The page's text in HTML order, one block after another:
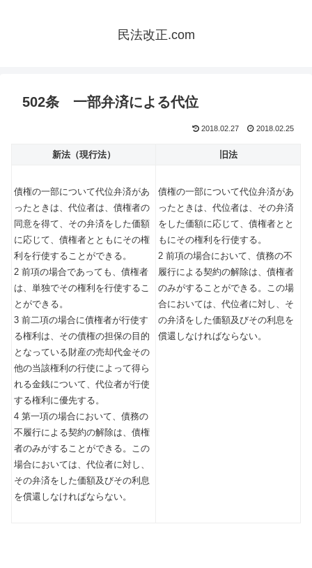
民法改正.com
502条 一部弁済による代位
2018.02.27 2018.02.25
新法（現行法） 旧法
債権の一部について代位弁済があ
ったときは、代位者は、債権者の
同意を得て、その弁済をした価額
に応じて、債権者とともにその権
利を行使することができる。
2 前項の場合であっても、債権者
は、単独でその権利を行使するこ
とができる。
3 前二項の場合に債権者が行使す
る権利は、その債権の担保の目的
となっている財産の売却代金その
他の当該権利の行使によって得ら
れる金銭について、代位者が行使
する権利に優先する。
4 第一項の場合において、債務の
不履行による契約の解除は、債権
者のみがすることができる。この
場合においては、代位者に対し、
その弁済をした価額及びその利息
を償還しなければならない。
債権の一部について代位弁済があ
ったときは、代位者は、その弁済
をした価額に応じて、債権者とと
もにその権利を行使する。
2 前項の場合において、債務の不
履行による契約の解除は、債権者
のみがすることができる。この場
合においては、代位者に対し、そ
の弁済をした価額及びその利息を
償還しなければならない。